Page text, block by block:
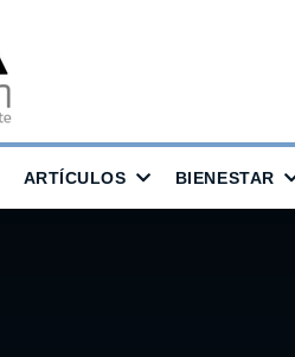
ARTÍCULOS BIENESTAR